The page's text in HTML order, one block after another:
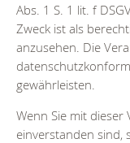
Abs. 1 S. 1 lit. f
Zweck ist als
anzusehen. Die
gewährleisten.
Wenn Sie mit
einverstanden sind,